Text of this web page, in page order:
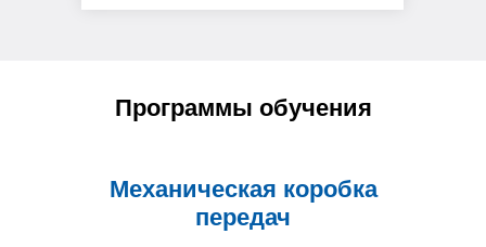
Программы обучения
Механическая коробка
передач